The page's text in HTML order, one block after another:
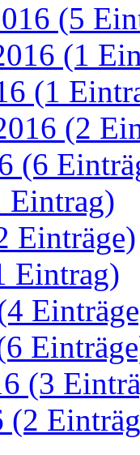
(5
(1
(1
(2
(6
Eintrag)
Einträge)
Eintrag)
(3
(2